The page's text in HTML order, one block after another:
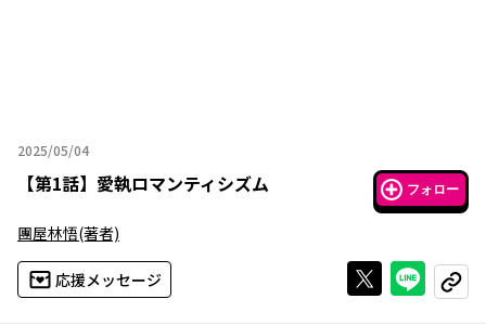
2025/05/04
2025年05月04日
【第1話】 愛執ロマンティシズム フォロー
團屋林悟(著者)
応援メッセージ Xで投稿する
ライン
コピー